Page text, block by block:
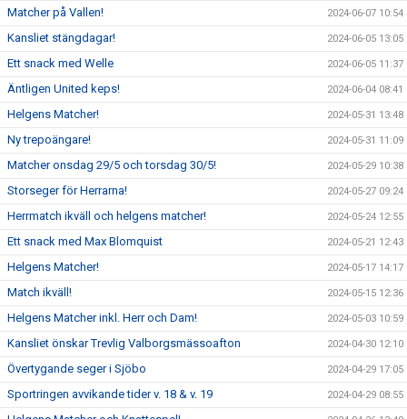
Matcher på Vallen! 2024-06-07 10:54
Kansliet stängdagar! 2024-06-05 13:05
Ett snack med Welle 2024-06-05 11:37
Äntligen United keps! 2024-06-04 08:41
Helgens Matcher! 2024-05-31 13:48
Ny trepoängare! 2024-05-31 11:09
Matcher onsdag 29/5 och torsdag 30/5! 2024-05-29 10:38
Storseger för Herrarna! 2024-05-27 09:24
Herrmatch ikväll och helgens matcher! 2024-05-24 12:55
Ett snack med Max Blomquist 2024-05-21 12:43
Helgens Matcher! 2024-05-17 14:17
Match ikväll! 2024-05-15 12:36
Helgens Matcher inkl. Herr och Dam! 2024-05-03 10:59
Kansliet önskar Trevlig Valborgsmässoafton 2024-04-30 12:10
Övertygande seger i Sjöbo 2024-04-29 17:05
Sportringen avvikande tider v. 18 & v. 19 2024-04-29 08:55